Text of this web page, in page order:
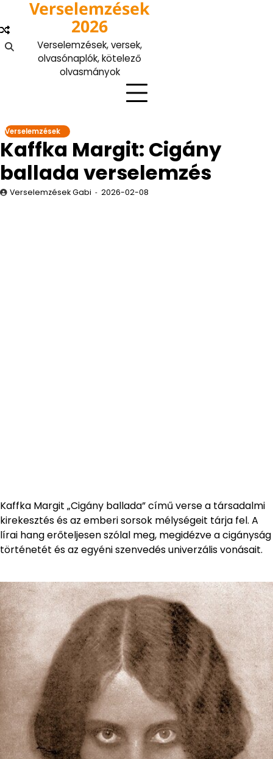
content
Verselemzések
2026
Verselemzések, versek,
olvasónaplók, kötelező
olvasmányok
Verselemzések
Kaffka Margit: Cigány
ballada verselemzés
Verselemzések Gabi 2026-02-08
Kaffka Margit „Cigány ballada” című verse a társadalmi
kirekesztés és az emberi sorsok mélységeit tárja fel. A
lírai hang erőteljesen szólal meg, megidézve a cigányság
történetét és az egyéni szenvedés univerzális vonásait.